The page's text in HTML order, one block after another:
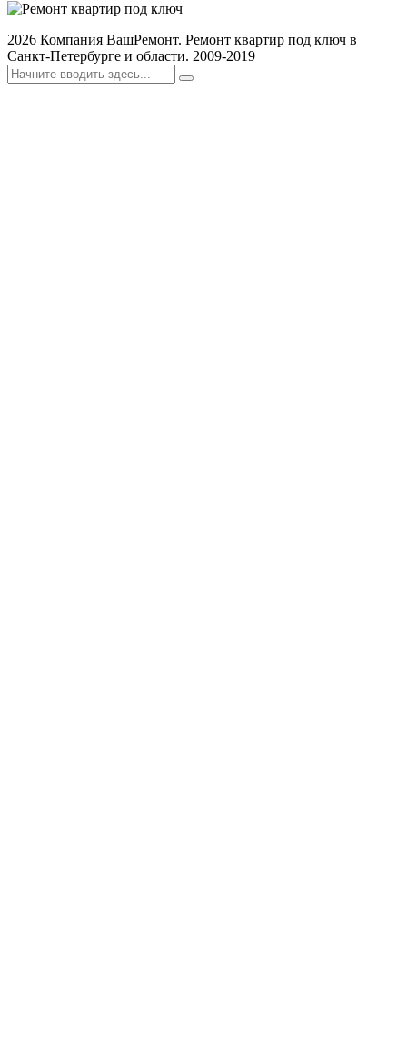
2026 Компания ВашРемонт. Ремонт квартир под ключ в
Санкт-Петербурге и области. 2009-2019